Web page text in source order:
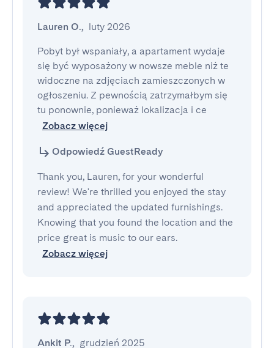
Lauren O., luty 2026
Pobyt był wspaniały, a apartament wydaje
się być wyposażony w nowsze meble niż te
widoczne na zdjęciach zamieszczonych w
ogłoszeniu. Z pewnością zatrzymałbym się
tu ponownie, ponieważ lokalizacja i ce
Zobacz więcej
Odpowiedź GuestReady
Thank you, Lauren, for your wonderful
review! We're thrilled you enjoyed the stay
and appreciated the updated furnishings.
Knowing that you found the location and the
price great is music to our ears.
Zobacz więcej
Ankit P., grudzień 2025